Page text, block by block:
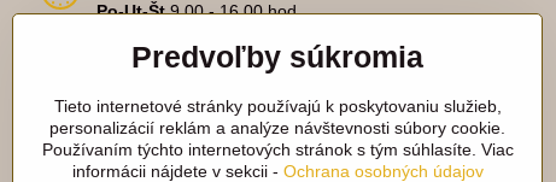
Po-Ut-Št9,00 - 16,00 hod.
9,00 - 14,00 hod.
Fakturačné údaje:
Decore s.r.o.
Lieskovská 2542/13
915 01 Nové Mesto nad Váhom
Predvoľby súkromia
Tieto internetové stránky používajú k poskytovaniu služieb,
personalizácií reklám a analýze návštevnosti súbory cookie.
Používaním týchto internetových stránok s tým súhlasíte. Viac
informácii nájdete v sekcii - Ochrana osobných údajov